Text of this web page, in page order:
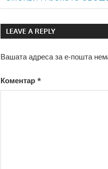
на
напис
Post:
LEAVE A REPLY
Вашата адреса за е-пошта
Коментар*